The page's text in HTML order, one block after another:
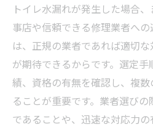
トイレ水漏れが発生した場合
事店や信頼できる修理業者へ
は、正規の業者であれば適切
が期待できるからです。選定
績、資格の有無を確認し、複
ることが重要です。業者選び
であることや、迅速な対応力